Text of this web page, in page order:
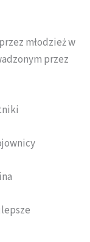
młodzież w
przez